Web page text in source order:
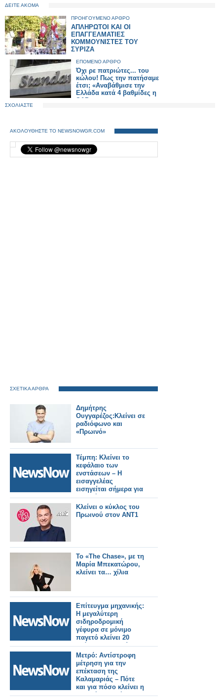
ΔΕΙΤΕ ΑΚΟΜΑ
ΠΡΟΗΓΟΥΜΕΝΟ ΑΡΘΡΟ
AΠΛΗΡΩΤΟΙ ΚΑΙ ΟΙ
ΕΠΑΓΓΕΛΜΑΤΙΕΣ
ΚΟΜΜΟΥΝΙΣΤΕΣ ΤΟΥ
ΣΥΡΙΖΑ
ΕΠΟΜΕΝΟ ΑΡΘΡΟ
Όχι ρε πατριώτες... του
κώλου! Πως την πατήσαμε
έτσι; «Αναβάθμισε την
Ελλάδα κατά 4 βαθμίδες η
S&P»
ΣΧΟΛΙΑΣΤΕ
ΑΚΟΛΟΥΘΗΣΤΕ ΤΟ NEWSNOWGR.COM
ΣΧΕΤΙΚΑ ΑΡΘΡΑ
Δημήτρης
Ουγγαρέζος:Κλείνει σε
ραδιόφωνο και
«Πρωινό»
Τέμπη: Κλείνει το
κεφάλαιο των
ενστάσεων – Η
εισαγγελέας
εισηγείται σήμερα για
τα αιτήματα
αναβολής.
Κλείνει ο κύκλος του
Πρωινού στον ΑΝΤ1
Το «The Chase», με τη
Μαρία Μπεκατώρου,
κλείνει τα… χίλια
Επίτευγμα μηχανικής:
Η μεγαλύτερη
σιδηροδρομική
γέφυρα σε μόνιμο
παγετό κλείνει 20
χρόνια αξιοπιστίας.
Μετρό: Αντίστροφη
μέτρηση για την
επέκταση της
Καλαμαριάς – Πότε
και για πόσο κλείνει η
βασική γραμμή.